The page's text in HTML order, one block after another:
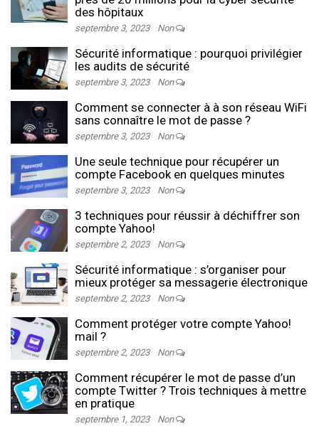
des hôpitaux
septembre 3, 2023 Non
Sécurité informatique : pourquoi privilégier
les audits de sécurité
septembre 3, 2023 Non
Comment se connecter à à son réseau WiFi
sans connaître le mot de passe ?
septembre 3, 2023 Non
Une seule technique pour récupérer un
compte Facebook en quelques minutes
septembre 3, 2023 Non
3 techniques pour réussir à déchiffrer son
compte Yahoo!
septembre 2, 2023 Non
Sécurité informatique : s’organiser pour
mieux protéger sa messagerie électronique
septembre 2, 2023 Non
Comment protéger votre compte Yahoo!
mail ?
septembre 2, 2023 Non
Comment récupérer le mot de passe d’un
compte Twitter ? Trois techniques à mettre
en pratique
septembre 1, 2023 Non